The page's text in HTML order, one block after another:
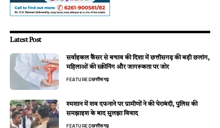
Latest Post
सर्वाइकल कैंसर से बचाव की दिशा में छत्तीसगढ़ की बड़ी छलांग,
महिलाओं की स्क्रीनिंग और जागरूकता पर जोर
FEATUREDछत्तीसगढ़
श्मशान में शव दफनाने पर ग्रामीणों ने की घेराबंदी, पुलिस की
समझाइश के बाद सुलझा विवाद
FEATUREDछत्तीसगढ़